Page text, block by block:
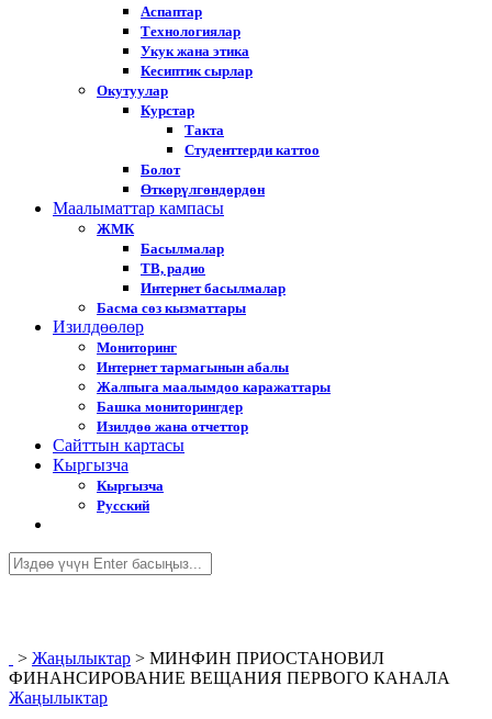
Аспаптар
Технологиялар
Укук жана этика
Кесиптик сырлар
Окутуулар
Курстар
Такта
Студенттерди каттоо
Болот
Өткөрүлгөндөрдөн
Маалыматтар кампасы
ЖМК
Басылмалар
ТВ, радио
Интернет басылмалар
Басма сөз кызматтары
Изилдөөлөр
Мониторинг
Интернет тармагынын абалы
Жалпыга маалымдоо каражаттары
Башка мониторингдер
Изилдөө жана отчеттор
Cайттын картасы
Кыргызча
Кыргызча
Русский
> Жаңылыктар > МИНФИН ПРИОСТАНОВИЛ
ФИНАНСИРОВАНИЕ ВЕЩАНИЯ ПЕРВОГО КАНАЛА
Жаңылыктар